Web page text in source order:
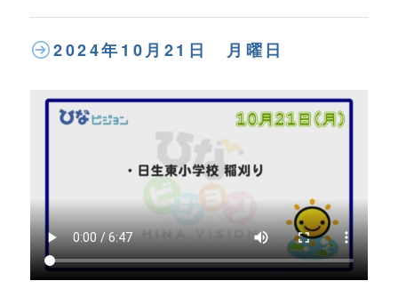
2024年10月21日 月曜日